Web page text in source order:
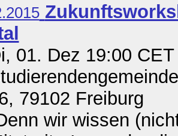
01. Dez 19:00
79102 Freiburg
wir wissen